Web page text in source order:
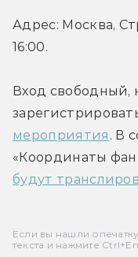
Адрес: Москва,
16:00.
Вход свободный,
мероприятия . В
будут
Если вы нашли
текста и нажмите